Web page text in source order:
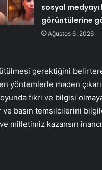
sosyal medyayı
görüntülerine
Ağustos 6, 2026
gerektiğini
yöntemlerle maden
fikri ve bilgisi
ve basın temsilcilerini
milletimiz kazansın